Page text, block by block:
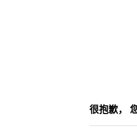
很抱歉，